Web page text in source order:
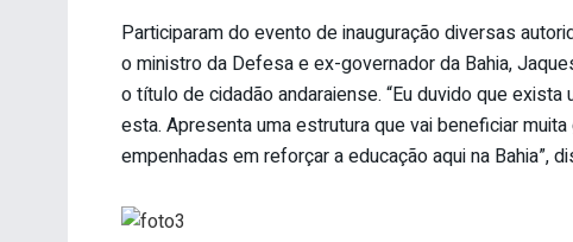
Participaram do evento de inauguração diversas
o ministro da Defesa e ex-governador da Bahia,
o título de cidadão andaraiense. “Eu duvido que
esta. Apresenta uma estrutura que vai beneficiar
empenhadas em reforçar a educação aqui na Bahia”,